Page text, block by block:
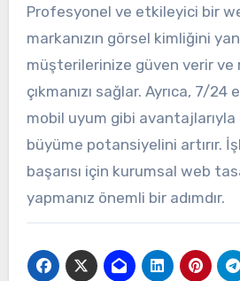
Profesyonel ve etkileyici bir
markanızın görsel kimliğini
müşterilerinize güven verir
çıkmanızı sağlar. Ayrıca, 7/24
mobil uyum gibi
büyüme potansiyelini artırır.
başarısı için kurumsal web
yapmanız önemli bir adımdır.